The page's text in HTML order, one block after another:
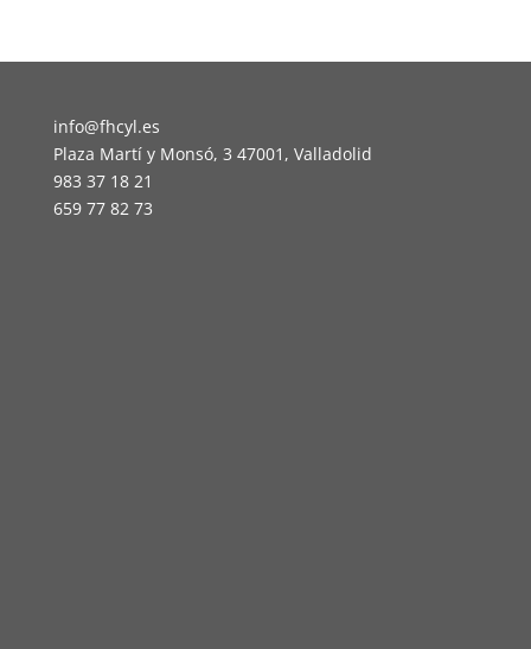
info@fhcyl.es
Plaza Martí y Monsó, 3 47001, Valladolid
983 37 18 21
659 77 82 73